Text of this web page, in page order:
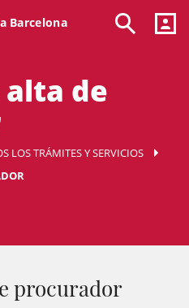
Barcelona
de
LOS TRÁMITES Y SERVICIOS
procurador